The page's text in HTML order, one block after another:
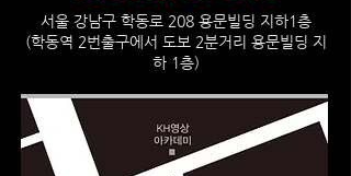
서울 강남구 학동로 208 용문빌딩 지하1층
(학동역 2번출구에서 도보 2분거리 용문빌딩 지
하 1층)